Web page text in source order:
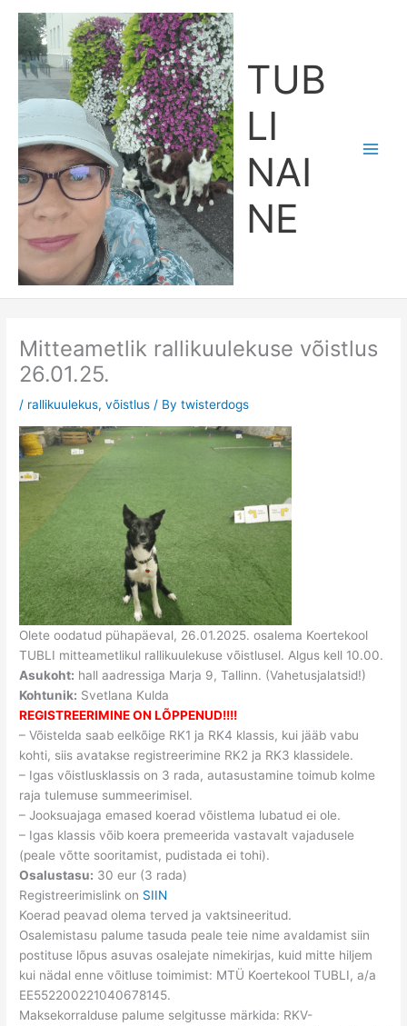
content
TUB
LI
NAI
NE
Mitteametlik rallikuulekuse võistlus
26.01.25.
/ rallikuulekus,võistlus / Bytwisterdogs
Olete oodatud pühapäeval, 26.01.2025. osalema Koertekool
TUBLI mitteametlikul rallikuulekuse võistlusel. Algus kell 10.00.
Asukoht: hall aadressiga Marja 9, Tallinn. (Vahetusjalatsid!)
Kohtunik: Svetlana Kulda
REGISTREERIMINE ON LÕPPENUD!!!!
– Võistelda saab eelkõige RK1 ja RK4 klassis, kui jääb vabu
kohti, siis avatakse registreerimine RK2 ja RK3 klassidele.
– Igas võistlusklassis on 3 rada, autasustamine toimub kolme
raja tulemuse summeerimisel.
– Jooksuajaga emased koerad võistlema lubatud ei ole.
– Igas klassis võib koera premeerida vastavalt vajadusele
(peale võtte sooritamist, pudistada ei tohi).
Osalustasu: 30 eur (3 rada)
Registreerimislink on SIIN
Koerad peavad olema terved ja vaktsineeritud.
Osalemistasu palume tasuda peale teie nime avaldamist siin
postituse lõpus asuvas osalejate nimekirjas, kuid mitte hiljem
kui nädal enne võitluse toimimist: MTÜ Koertekool TUBLI, a/a
EE552200221040678145.
Maksekorralduse palume selgitusse märkida: RKV-